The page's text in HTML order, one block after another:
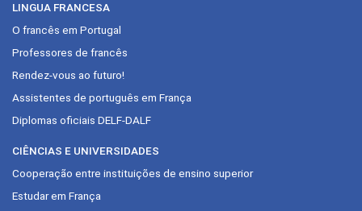
LINGUA FRANCESA
O francês em Portugal
Professores de francês
Rendez-vous ao futuro!
Assistentes de português em França
Diplomas oficiais DELF-DALF
CIÊNCIAS E UNIVERSIDADES
Cooperação entre instituições de ensino superior
Estudar em França